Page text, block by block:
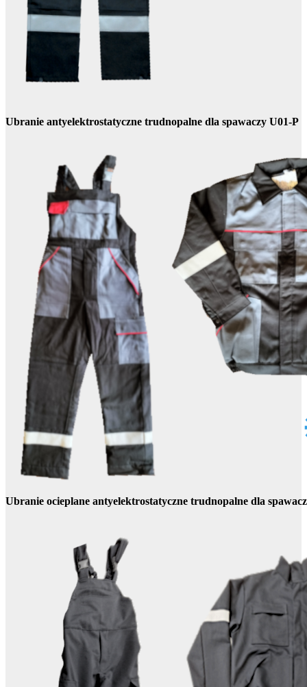
Ubranie antyelektrostatyczne trudnopalne dla spawaczy U01-P
Ubranie ocieplane antyelektrostatyczne trudnopalne dla